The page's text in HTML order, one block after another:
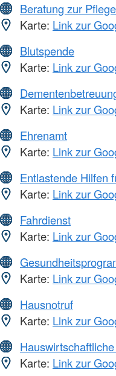
Beratung zur
Karte: Link zur
Blutspende
Karte: Link zur
Karte: Link zur
Ehrenamt
Karte: Link zur
Entlastende Hilfen
Karte: Link zur
Fahrdienst
Karte: Link zur
Karte: Link zur
Hausnotruf
Karte: Link zur
Karte: Link zur